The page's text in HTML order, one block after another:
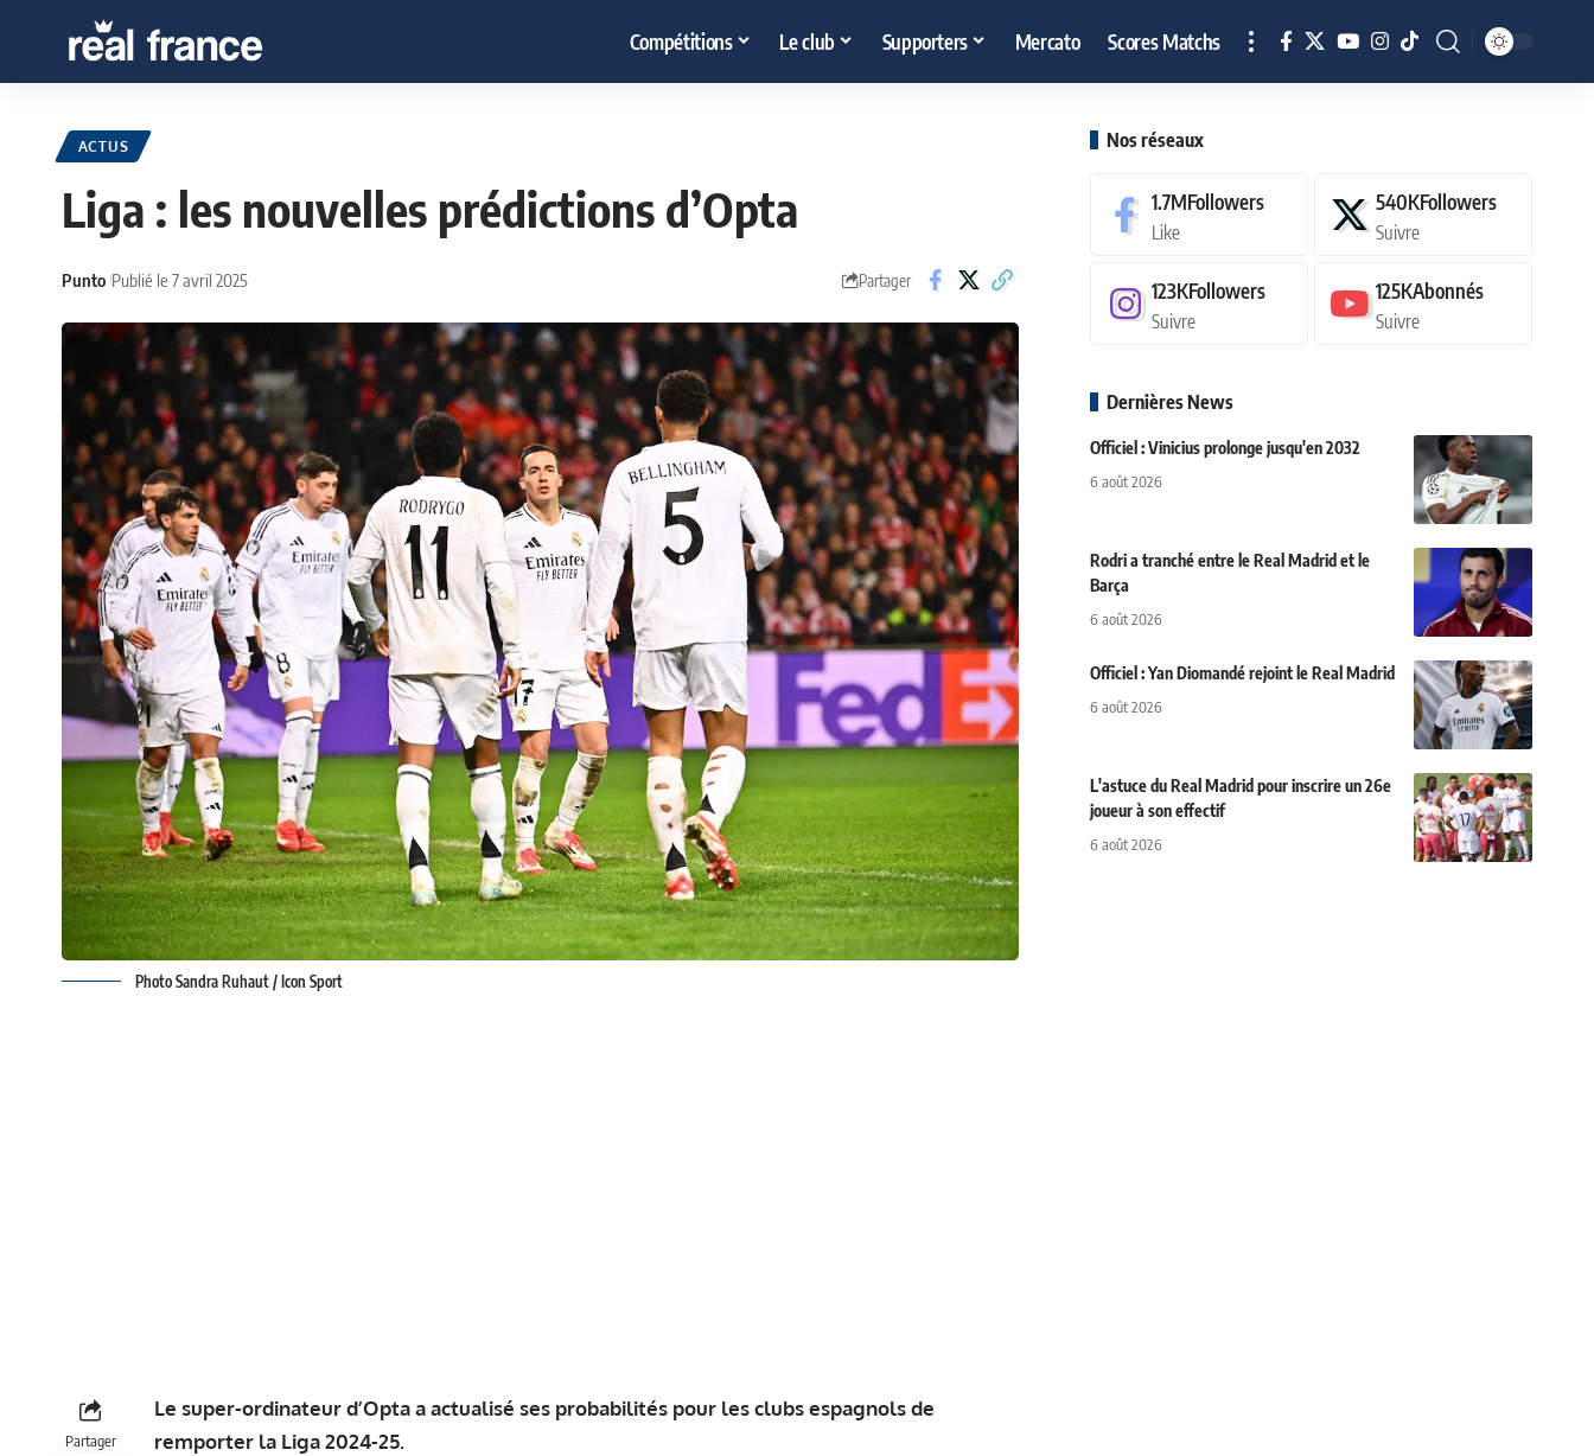
Compétitions Le club Supporters Mercato Scores Matchs
ACTUS
Liga : les nouvelles prédictions d’Opta
Punto Publié le 7 avril 2025 Partager
Photo Sandra Ruhaut / Icon Sport
Partager
Le super-ordinateur d’Opta a actualisé ses probabilités pour les clubs espagnols de
remporter la Liga 2024-25.
Nos réseaux
1.7MFollowers
Like
540KFollowers
Suivre
123KFollowers
Suivre
125KAbonnés
Suivre
Dernières News
Officiel : Vinicius prolonge jusqu'en 2032
6 août 2026
Rodri a tranché entre le Real Madrid et le
Barça
6 août 2026
Officiel : Yan Diomandé rejoint le Real Madrid
6 août 2026
L'astuce du Real Madrid pour inscrire un 26e
joueur à son effectif
6 août 2026